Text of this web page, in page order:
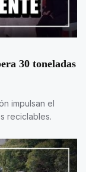
30 toneladas
impulsan el
reciclables.